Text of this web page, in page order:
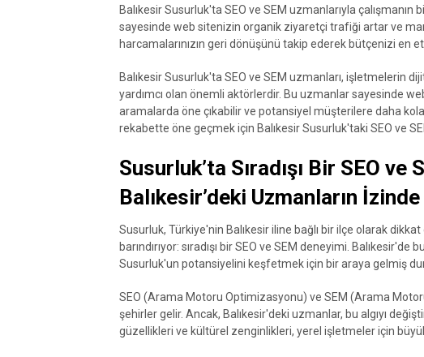
Balıkesir Susurluk'ta SEO ve SEM uzmanlarıyla
sayesinde web sitenizin organik ziyaretçi trafiği artar ve
harcamalarınızın geri dönüşünü takip ederek bütçenizi en
Balıkesir Susurluk'ta SEO ve SEM uzmanları, işletmelerin
yardımcı olan önemli aktörlerdir. Bu uzmanlar sayesinde
aramalarda öne çıkabilir ve potansiyel müşterilere daha
rekabette öne geçmek için Balıkesir Susurluk'taki SEO ve
Susurluk’ta Sıradışı Bir SEO ve
Balıkesir’deki Uzmanların İzinde
Susurluk, Türkiye'nin Balıkesir iline bağlı bir ilçe olarak
barındırıyor: sıradışı bir SEO ve SEM deneyimi.
Susurluk'un potansiyelini keşfetmek için bir araya gelmiş
SEO (Arama Motoru Optimizasyonu) ve SEM (Arama
şehirler gelir. Ancak, Balıkesir'deki uzmanlar, bu algıyı
güzellikleri ve kültürel zenginlikleri, yerel işletmeler için